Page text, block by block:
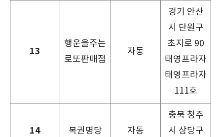
13
행운을주는
로또판매점
자동
경기 안산
시 단원구
초지로 90
태영프라자
태영프라자
111호
14 복권명당 자동
충북 청주
시 상당구